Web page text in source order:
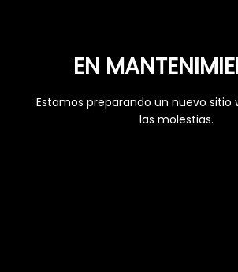
EN
Estamos preparando un nuevo sitio
las molestias.